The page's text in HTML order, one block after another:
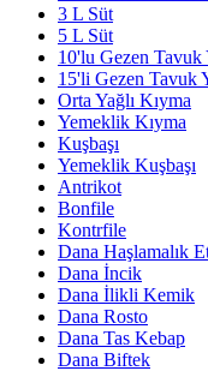
3 L Süt
5 L Süt
10'lu Gezen Tavuk
15'li Gezen Tavuk
Orta Yağlı Kıyma
Yemeklik Kıyma
Kuşbaşı
Yemeklik Kuşbaşı
Antrikot
Bonfile
Kontrfile
Dana Haşlamalık
Dana İncik
Dana İlikli Kemik
Dana Rosto
Dana Tas Kebap
Dana Biftek